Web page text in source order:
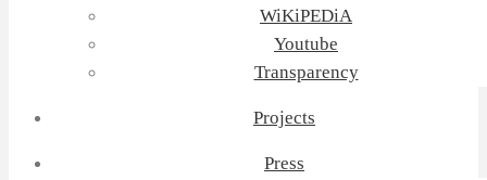
WiKiPEDiA
Youtube
Transparency
Projects
Press